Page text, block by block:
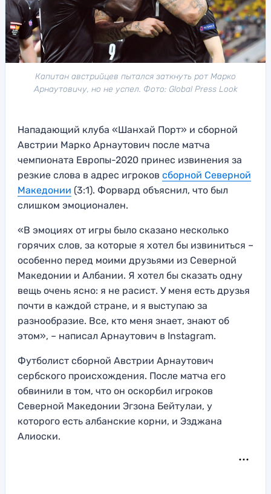
Капитан австрийцев пытался заткнуть рот Марко
Арнаутовичу, но не успел. Фото: Global Press Look
Нападающий клуба «Шанхай Порт» и сборной
Австрии Марко Арнаутович после матча
чемпионата Европы-2020 принес извинения за
резкие слова в адрес игроков сборной Северной
Македонии (3:1). Форвард объяснил, что был
слишком эмоционален.
«В эмоциях от игры было сказано несколько
горячих слов, за которые я хотел бы извиниться –
особенно перед моими друзьями из Северной
Македонии и Албании. Я хотел бы сказать одну
вещь очень ясно: я не расист. У меня есть друзья
почти в каждой стране, и я выступаю за
разнообразие. Все, кто меня знает, знают об
этом», – написал Арнаутович в Instagram.
Футболист сборной Австрии Арнаутович
сербского происхождения. После матча его
обвинили в том, что он оскорбил игроков
Северной Македонии Эгзона Бейтулаи, у
которого есть албанские корни, и Эзджана
Алиоски.